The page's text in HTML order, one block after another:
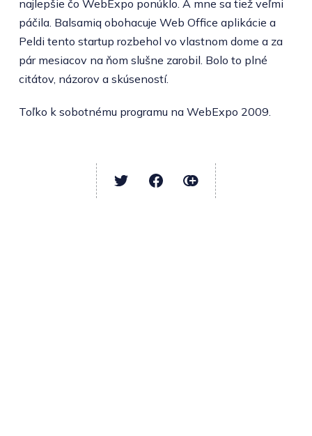
najlepšie čo WebExpo ponúklo. A mne sa tiež veľmi
páčila. Balsamiq obohacuje Web Office aplikácie a
Peldi tento startup rozbehol vo vlastnom dome a za
pár mesiacov na ňom slušne zarobil. Bolo to plné
citátov, názorov a skúseností.
Toľko k sobotnému programu na WebExpo 2009.